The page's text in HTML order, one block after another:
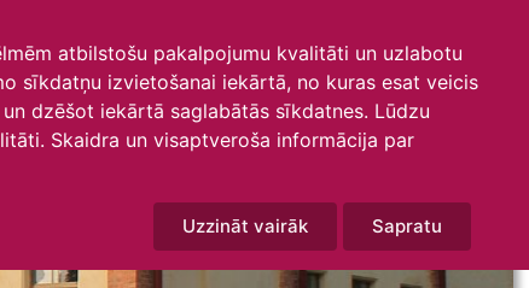
atbilstošu pakalpojumu kvalitāti un uzlabotu
sīkdatņu izvietošanai iekārtā, no kuras esat veicis
dzēšot iekārtā saglabātās sīkdatnes. Lūdzu
Skaidra un visaptveroša informācija par
Uzzināt vairāk Sapratu